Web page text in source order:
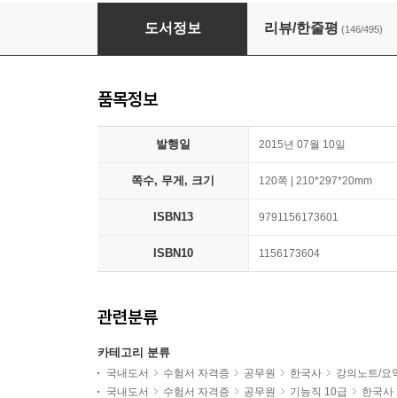
2016 전한길 한국사 합격생 필기노트
도서정보 리뷰/한줄평 (146/495)
품목정보
발행일 2015년 07월 10일
쪽수, 무게, 크기 120쪽 | 210*297*20mm
ISBN13 9791156173601
ISBN10 1156173604
관련분류
카테고리 분류
국내도서 수험서 자격증 공무원 한국사
강의노트/요
국내도서
수험서 자격증 공무원 기능직 10급
한국사